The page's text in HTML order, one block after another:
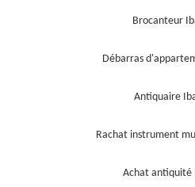
Brocanteur
Débarras
Antiquaire
Rachat instrument
Achat antiquité